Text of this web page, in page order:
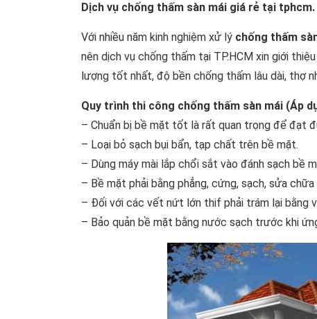
Dịch vụ chống thấm sàn mái giá rẻ tại tphcm.
Với nhiều năm kinh nghiệm xử lý chống thấm
nên dịch vụ chống thấm tại TP.HCM xin giới
lượng tốt nhất, độ bền chống thấm lâu dài, thợ
Quy trình thi công chống thấm sàn mái (Áp
– Chuẩn bị bề mặt tốt là rất quan trọng để đạt
– Loại bỏ sạch bụi bẩn, tạp chất trên bề mặt.
– Dùng máy mài lắp chổi sắt vào đánh sạch bề
– Bề mặt phải bằng phẳng, cứng, sạch, sửa
– Đối với các vết nứt lớn thif phải trám lại bằng
– Bảo quản bề mặt bằng nước sạch trước khi